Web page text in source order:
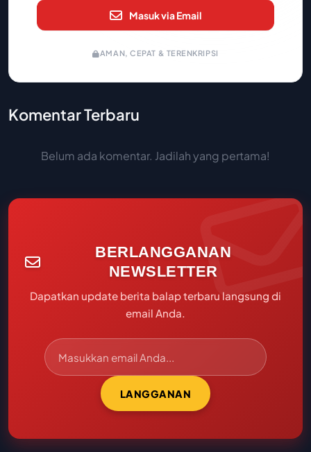
Masuk via Email
AMAN, CEPAT & TERENKRIPSI
Komentar Terbaru
Belum ada komentar. Jadilah yang pertama!
BERLANGGANAN
NEWSLETTER
Dapatkan update berita balap terbaru langsung di
email Anda.
LANGGANAN